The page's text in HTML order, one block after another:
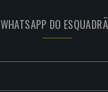
WHATSAPP DO